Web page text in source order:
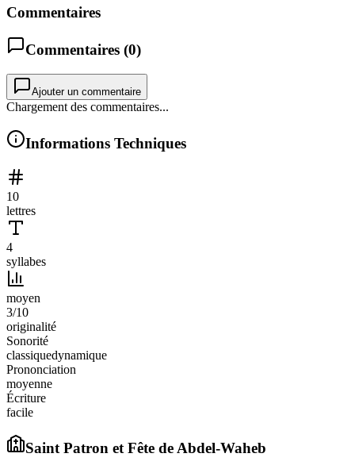
Commentaires
Commentaires (0)
Ajouter un commentaire
Chargement des commentaires...
Informations Techniques
10
lettres
4
syllabes
moyen
3/10
originalité
Sonorité
classiquedynamique
Prononciation
moyenne
Écriture
facile
Saint Patron et Fête deAbdel-Waheb